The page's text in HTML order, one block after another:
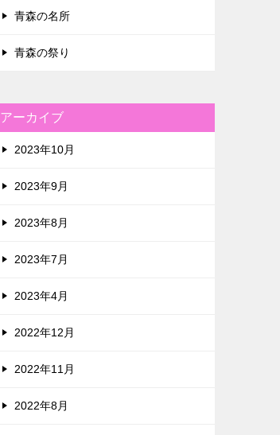
青森の名所
青森の祭り
アーカイブ
2023年10月
2023年9月
2023年8月
2023年7月
2023年4月
2022年12月
2022年11月
2022年8月